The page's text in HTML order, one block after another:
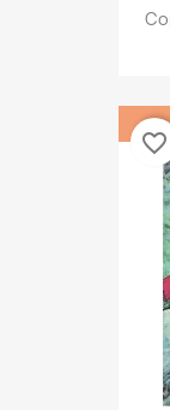
favorite_border